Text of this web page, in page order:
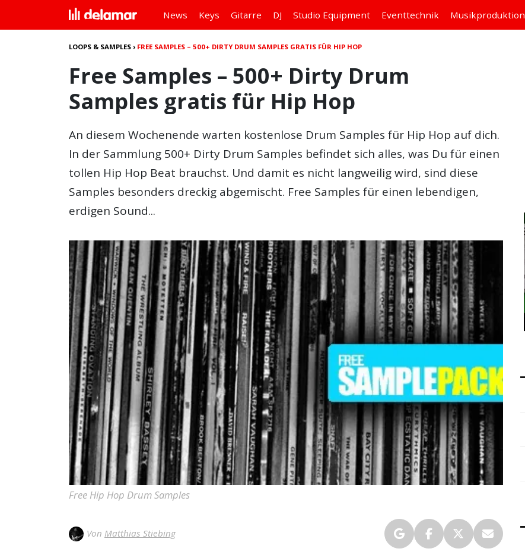
News Keys Gitarre DJ Studio Equipment Eventtechnik Musikproduktion
LOOPS & SAMPLES › FREE SAMPLES – 500+ DIRTY DRUM SAMPLES GRATIS FÜR HIP HOP
Free Samples – 500+ Dirty Drum
Samples gratis für Hip Hop
An diesem Wochenende warten kostenlose Drum Samples für Hip Hop auf dich.
In der Sammlung 500+ Dirty Drum Samples befindet sich alles, was Du für einen
tollen Hip Hop Beat brauchst. Und damit es nicht langweilig wird, sind diese
Samples besonders dreckig abgemischt. Free Samples für einen lebendigen,
erdigen Sound...
Free Hip Hop Drum Samples
Von Matthias Stiebing